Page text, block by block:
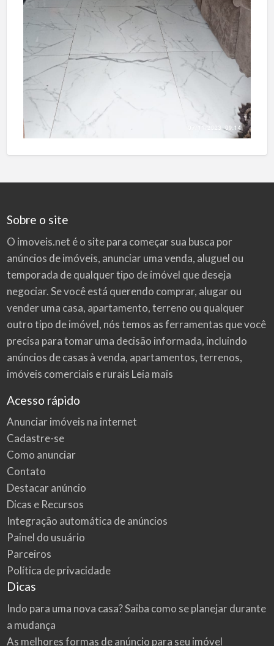
Sobre o site
O imoveis.net é o site para começar sua busca por
anúncios de imóveis, anunciar uma venda, aluguel ou
temporada de qualquer tipo de imóvel que deseja
negociar. Se você está querendo comprar, alugar ou
vender uma casa, apartamento, terreno ou qualquer
outro tipo de imóvel, nós temos as ferramentas que você
precisa para tomar uma decisão informada, incluindo
anúncios de casas à venda, apartamentos, terrenos,
imóveis comerciais e rurais Leia mais
Acesso rápido
Anunciar imóveis na internet
Cadastre-se
Como anunciar
Contato
Destacar anúncio
Dicas e Recursos
Integração automática de anúncios
Painel do usuário
Parceiros
Política de privacidade
Dicas
Indo para uma nova casa? Saiba como se planejar durante
a mudança
As melhores formas de anúncio para seu imóvel